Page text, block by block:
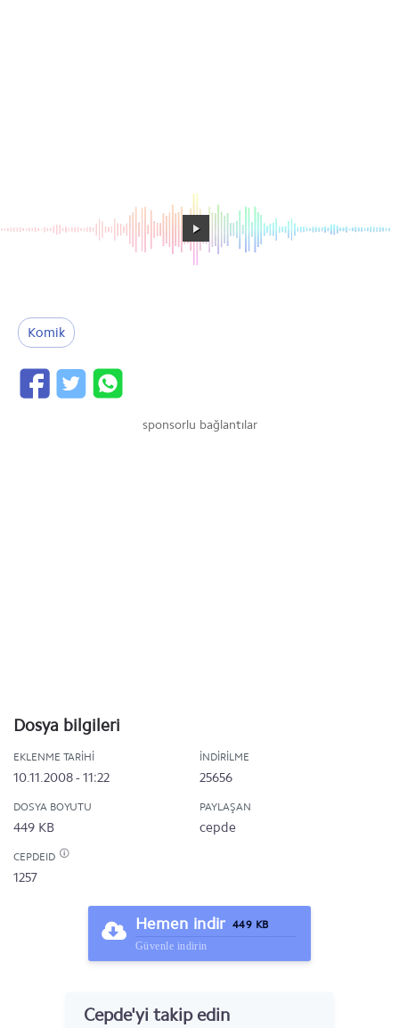
Komik
sponsorlu bağlantılar
Dosya bilgileri
EKLENME TARIHI
10.11.2008 - 11:22
İNDIRILME
25656
DOSYA BOYUTU
449 KB
PAYLAŞAN
cepde
CEPDEID
1257
Hemen indir 449 KB
Güvenle indirin
Cepde'yi takip edin